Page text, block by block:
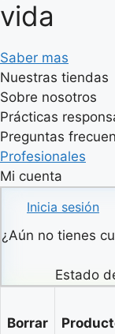
vida
Saber mas
Nuestras tiendas
Sobre nosotros
Prácticas
Preguntas
Profesionales
Mi cuenta
Inicia sesión
¿Aún no tienes
Estado
Borrar